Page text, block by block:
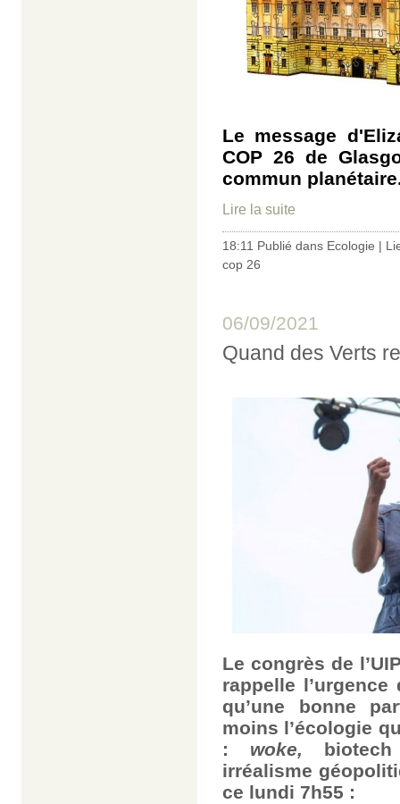
Le message
COP 26 de
commun
Lire la suite
18:11 Publié dans Ecologie |
cop 26
06/09/2021
Quand des Verts
Le congrès de
rappelle
qu’une bonne
moins l’écologie
: woke,
irréalisme
ce lundi 7h55 :